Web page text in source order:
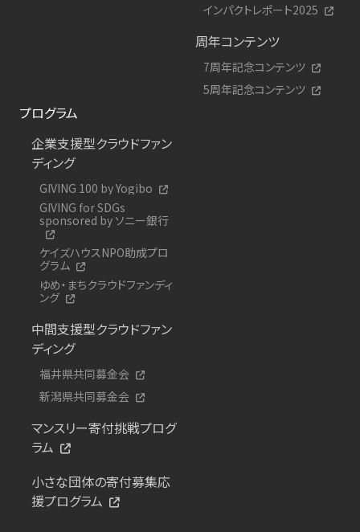
インパクトレポート2025
周年コンテンツ
7周年記念コンテンツ
5周年記念コンテンツ
プログラム
企業支援型クラウドファン
ディング
GIVING 100 by Yogibo
GIVING for SDGs
sponsored by ソニー銀行
ケイズハウスNPO助成プロ
グラム
ゆめ・まちクラウドファンディ
ング
中間支援型クラウドファン
ディング
福井県共同募金会
新潟県共同募金会
マンスリー寄付挑戦プログ
ラム
小さな団体の寄付募集応
援プログラム